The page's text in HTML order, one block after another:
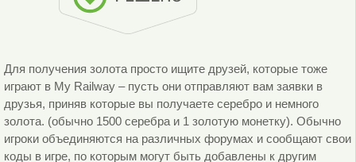
Для получения золота просто ищите друзей, которые тоже
играют в My Railway – пусть они отправляют вам заявки в
друзья, приняв которые вы получаете серебро и немного
золота. (обычно 1500 серебра и 1 золотую монетку). Обычно
игроки объединяются на различных форумах и сообщают свои
коды в игре, по которым могут быть добавлены к другим